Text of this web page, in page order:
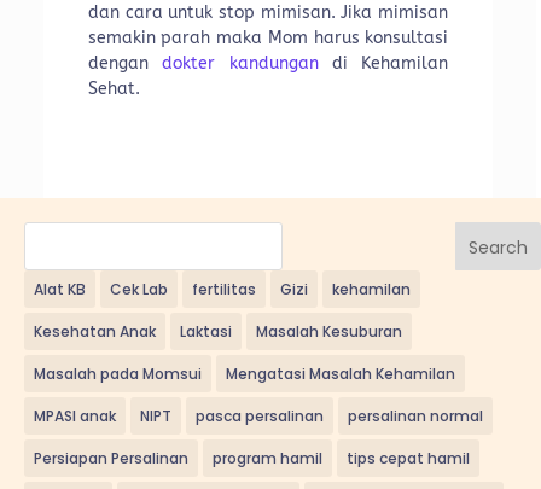
dan cara untuk stop mimisan. Jika mimisan
semakin parah maka Mom harus konsultasi
dengandokter kandungandi Kehamilan
Sehat.
Search
Alat KB Cek Lab fertilitas Gizi kehamilan
Kesehatan Anak Laktasi Masalah Kesuburan
Masalah pada Momsui Mengatasi Masalah Kehamilan
MPASI anak NIPT pasca persalinan persalinan normal
Persiapan Persalinan program hamil tips cepat hamil